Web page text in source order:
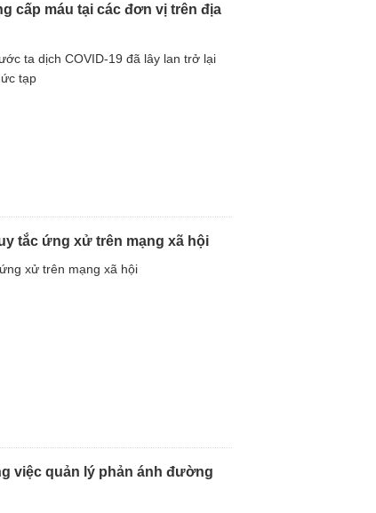
cấp máu tại các đơn vị trên địa
ta dịch COVID-19 đã lây lan trở lại
tạp
tắc ứng xử trên mạng xã hội
xử trên mạng xã hội
việc quản lý phản ánh đường